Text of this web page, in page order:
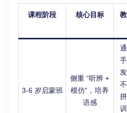
课程阶段 核心目标
3-6 岁启蒙班
侧重 “听辨 +
模仿”，培养
语感